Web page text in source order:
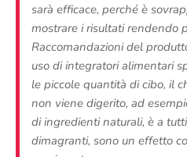
sarà efficace, perché è
mostrare i risultati rendendo
Raccomandazioni del
uso di integratori alimentari
le piccole quantità di cibo, il
non viene digerito, ad
di ingredienti naturali, è a
dimagranti, sono un effetto